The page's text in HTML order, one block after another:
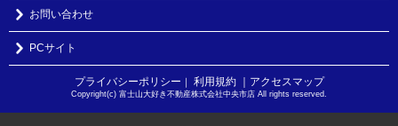
お問い合わせ
PCサイト
プライバシーポリシー 利用規約 ｜アクセスマップ
Copyright(c) 富士山大好き不動産株式会社中央市店 All rights reserved.